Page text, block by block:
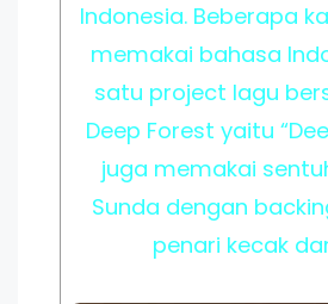
Indonesia. Beberapa
memakai bahasa
satu project lagu
Deep Forest yaitu
juga memakai
Sunda dengan
penari kecak